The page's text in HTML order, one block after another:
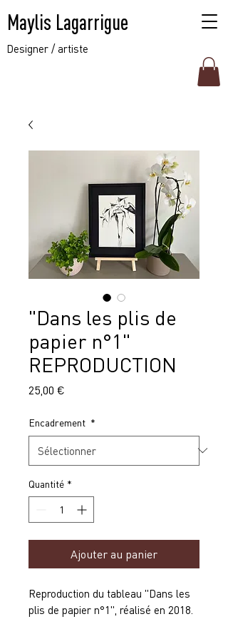
Maylis Lagarrigue
Designer / artiste
"Dans les plis de
papier n°1"
REPRODUCTION
25,00 €
Encadrement *
Quantité *
Ajouter au panier
Reproduction du tableau "Dans les
plis de papier n°1", réalisé en 2018.